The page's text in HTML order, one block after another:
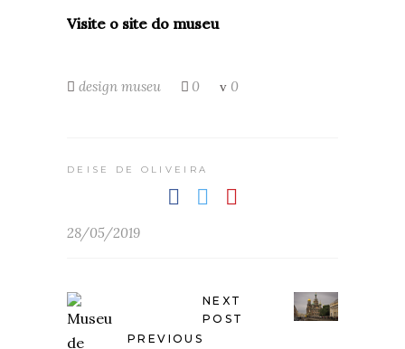
Visite o site do museu
design museu 0 0
DEISE DE OLIVEIRA
28/05/2019
PREVIOUS
NEXT
POST